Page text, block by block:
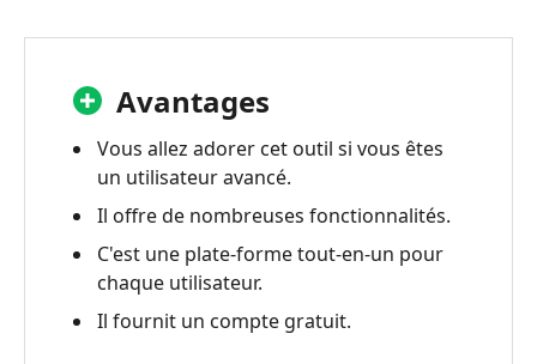
Avantages
Vous allez adorer cet outil si vous êtes
un utilisateur avancé.
Il offre de nombreuses fonctionnalités.
C'est une plate-forme tout-en-un pour
chaque utilisateur.
Il fournit un compte gratuit.